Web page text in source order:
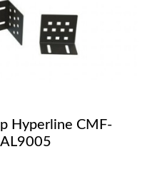
Hyperline CMF-